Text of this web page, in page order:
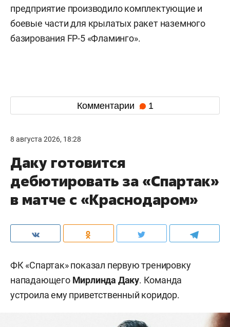
предприятие производило комплектующие и
боевые части для крылатых ракет наземного
базирования FP-5 «Фламинго».
Комментарии 1
8 августа 2026, 18:28
Даку готовится
дебютировать за «Спартак»
в матче с «Краснодаром»
ФК «Спартак» показал первую тренировку
нападающего Мирлинда Даку. Команда
устроила ему приветственный коридор.